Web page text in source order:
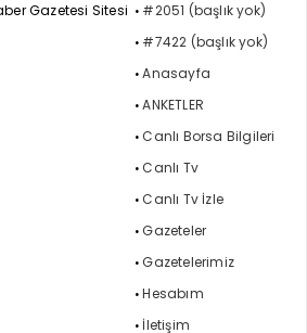
Gazetesi Sitesi
#2051 (başlık yok)
#7422 (başlık yok)
Anasayfa
ANKETLER
Canlı Borsa Bilgileri
Canlı Tv
Canlı Tv İzle
Gazeteler
Gazetelerimiz
Hesabım
İletişim